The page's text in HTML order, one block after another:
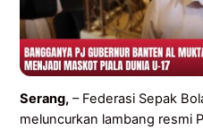
Serang, – Federasi Sepak
meluncurkan lambang resmi